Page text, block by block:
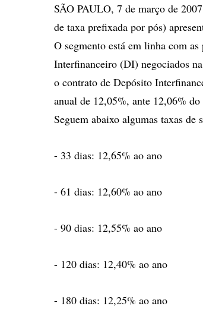
SÃO PAULO, 7 de março de
de taxa prefixada por pós)
O segmento está em linha com
Interfinanceiro (DI) negociados
o contrato de Depósito
anual de 12,05%, ante 12,06% do
Seguem abaixo algumas taxas de
- 33 dias: 12,65% ao ano
- 61 dias: 12,60% ao ano
- 90 dias: 12,55% ao ano
- 120 dias: 12,40% ao ano
- 180 dias: 12,25% ao ano